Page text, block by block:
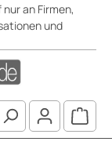
an Firmen,
und